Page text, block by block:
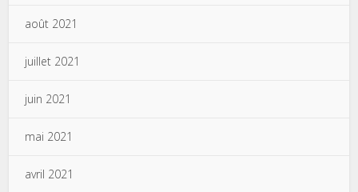
août 2021
juillet 2021
juin 2021
mai 2021
avril 2021